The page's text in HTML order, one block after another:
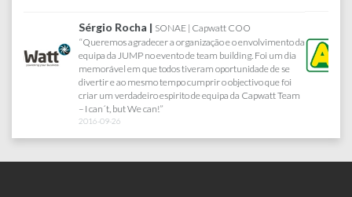
AKÍ |Departamento de Recursos Humanos
" Jump Travel, agência com que trabalho há cerca de 13
anos, em todos os eventos da minha Empresa...
Criatividade, credibilidade, responsabilidade, rigor e a
proximidade entre a equipa cliente e a equipa Jump, são
alguns dos motivos que me levam a continuar a trabalhar
com eles, sabendo de antemão que os meus eventos
continuarão a ser um sucesso garantido."